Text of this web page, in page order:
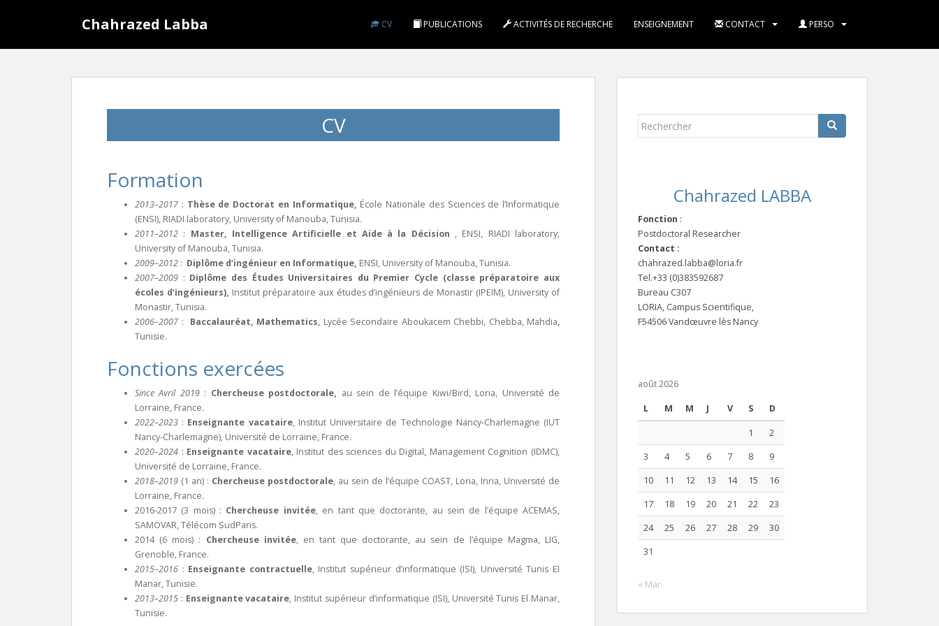
Chahrazed Labba CV PUBLICATIONS ACTIVITÉS DE RECHERCHE ENSEIGNEMENT CONTACT PERSO
CV
Formation
2013–2017 : Thèse de Doctorat en Informatique, École Nationale des Sciences de l’Informatique
(ENSI), RIADI laboratory, University of Manouba, Tunisia.
2011–2012 : Master, Intelligence Artificielle et Aide à la Décision , ENSI, RIADI laboratory,
University ofManouba, Tunisia.
2009–2012 : Diplôme d’ingénieur en Informatique, ENSI, University of Manouba, Tunisia.
2007–2009 : Diplôme des Études Universitaires du Premier Cycle (classe préparatoire aux
écoles d’ingénieurs), Institut préparatoire aux études d’ingénieurs de Monastir (IPEIM), University of
Monastir, Tunisia.
2006–2007 : Baccalauréat, Mathematics, Lycée Secondaire Aboukacem Chebbi, Chebba, Mahdia,
Tunisie.
Fonctions exercées
Since Avril 2019: Chercheuse postdoctorale, au sein de l’équipe Kiwi/Bird, Loria, Université de
Lorraine, France.
2022–2023 : Enseignante vacataire, Institut Universitaire de Technologie Nancy-Charlemagne (IUT
Nancy-Charlemagne), Université de Lorraine, France.
2020–2024 : Enseignante vacataire, Institut des sciences du Digital, Management Cognition (IDMC),
Université de Lorraine, France.
2018–2019 (1 an) : Chercheuse postdoctorale, au sein de l’équipe COAST, Loria, Inria, Université de
Lorraine, France.
2016-2017 (3 mois) : Chercheuse invitée, en tant que doctorante, au sein de l’équipe ACEMAS,
SAMOVAR, Télécom SudParis.
2014 (6 mois) : Chercheuse invitée, en tant que doctorante, au sein de l’équipe Magma, LIG,
Grenoble, France.
2015–2016 : Enseignante contractuelle, Institut supérieur d’informatique (ISI), Université Tunis El
Manar, Tunisie.
2013–2015 : Enseignante vacataire, Institut supérieur d’informatique (ISI), Université Tunis El Manar,
Tunisie.
Rechercher...
Chahrazed LABBA
Fonction :
Postdoctoral Researcher
Contact :
chahrazed.labba@loria.fr
Tel.+33 (0)383592687
Bureau C307
LORIA, Campus Scientifique,
F54506 Vandœuvre lès Nancy
août 2026
L M M J V S D
1
2
3
4 5 6 7 8
9
10
11 12 13 14 15
16
17
18 19 20 21 22
23
24
25 26 27 28 29
30
31
« Mar